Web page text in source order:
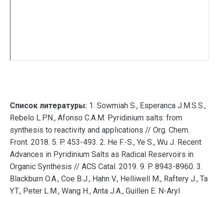
Список литературы: 1. Sowmiah S., Esperanca J.M.S.S.,
Rebelo L.P.N., Afonso C.A.M. Pyridinium salts: from
synthesis to reactivity and applications // Org. Chem.
Front. 2018. 5. P. 453-493. 2. He F.-S., Ye S., Wu J. Recent
Advances in Pyridinium Salts as Radical Reservoirs in
Organic Synthesis // ACS Catal. 2019. 9. P. 8943-8960. 3.
Blackburn O.A., Coe B.J., Hahn V., Helliwell M., Raftery J., Ta
Y.T., Peter L.M., Wang H., Anta J.A., Guillen E. N-Aryl